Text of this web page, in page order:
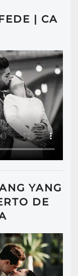
| CA
YANG
DE